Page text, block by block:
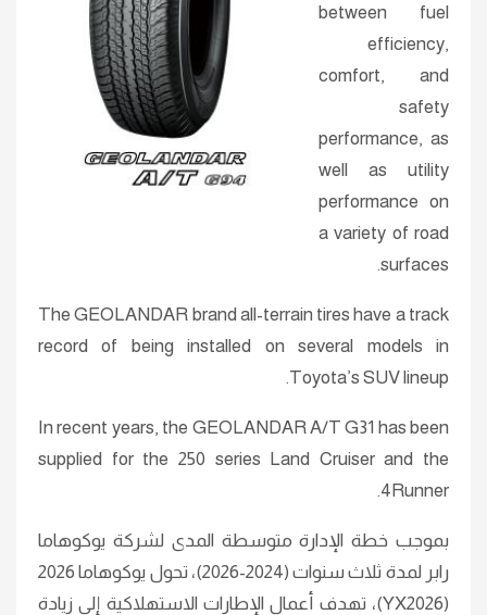
between fuel
efficiency,
comfort, and
safety
performance, as
well as utility
performance on
a variety of road
surfaces.
The GEOLANDAR brand all-terrain tires have a track
record of being installed on several models in
Toyota’s SUV lineup.
In recent years, the GEOLANDAR A/T G31 has been
supplied for the 250 series Land Cruiser and the
4Runner.
بموجب خطة الإدارة متوسطة المدى لشركة يوكوهاما
رابر لمدة ثلاث سنوات (2024-2026)، تحول يوكوهاما 2026
(YX2026)، تهدف أعمال الإطارات الاستهلاكية إلى زيادة